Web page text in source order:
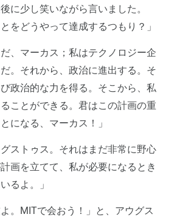
に少し笑いながら言いました。
をどうやって達成するつもり？」
だ、マーカス；私はテクノロジー企
。それから、政治に進出する。そ
政治的な力を得る。そこから、私
ことができる。君はこの計画の重
になる、マーカス！」
グストゥス。それはまだ非常に野心
画を立てて、私が必要になるとき
るよ。」
よ。MITで会おう！」と、アウグス